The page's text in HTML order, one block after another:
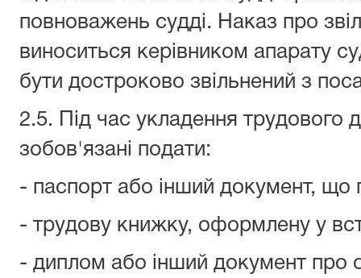
повноважень судді. Наказ про
виноситься керівником апарату
бути достроково звільнений з
2.5. Під час укладення трудового
зобов'язані подати:
- паспорт або інший документ, що
- трудову книжку, оформлену у
- диплом або інший документ про